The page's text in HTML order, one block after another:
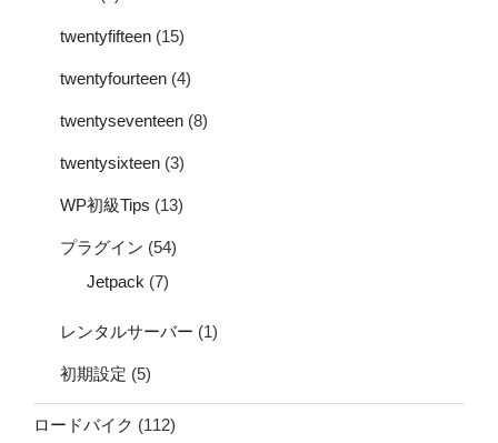
twentyfifteen (15)
twentyfourteen (4)
twentyseventeen (8)
twentysixteen (3)
WP初級Tips (13)
プラグイン (54)
Jetpack (7)
レンタルサーバー (1)
初期設定 (5)
ロードバイク (112)